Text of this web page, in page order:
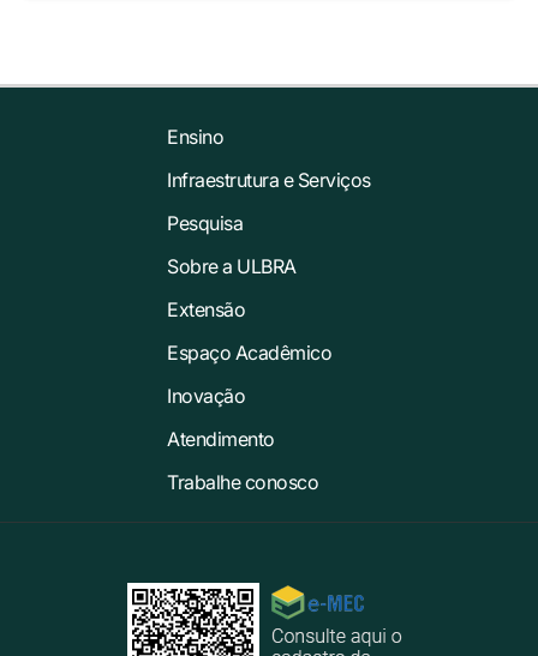
Ensino
Infraestrutura e Serviços
Pesquisa
Sobre a ULBRA
Extensão
Espaço Acadêmico
Inovação
Atendimento
Trabalhe conosco